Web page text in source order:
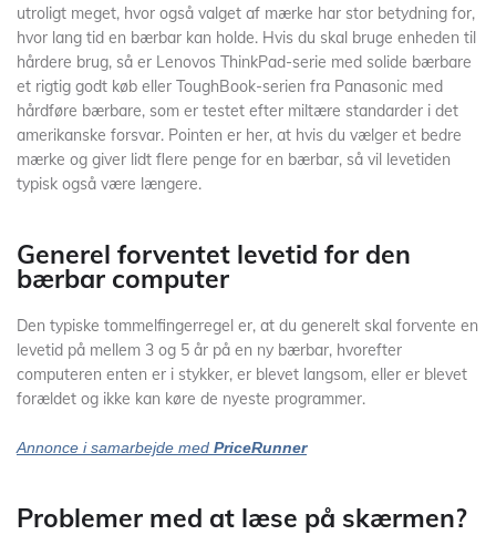
utroligt meget, hvor også valget af mærke har stor betydning for,
hvor lang tid en bærbar kan holde. Hvis du skal bruge enheden til
hårdere brug, så er Lenovos ThinkPad-serie med solide bærbare
et rigtig godt køb eller ToughBook-serien fra Panasonic med
hårdføre bærbare, som er testet efter miltære standarder i det
amerikanske forsvar. Pointen er her, at hvis du vælger et bedre
mærke og giver lidt flere penge for en bærbar, så vil levetiden
typisk også være længere.
Generel forventet levetid for den
bærbar computer
Den typiske tommelfingerregel er, at du generelt skal forvente en
levetid på mellem 3 og 5 år på en ny bærbar, hvorefter
computeren enten er i stykker, er blevet langsom, eller er blevet
forældet og ikke kan køre de nyeste programmer.
Annonce i samarbejde med PriceRunner
Problemer med at læse på skærmen?